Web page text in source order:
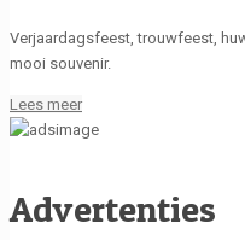
Verjaardagsfeest, trouwfeest,
mooi souvenir.
Lees meer
Advertenties